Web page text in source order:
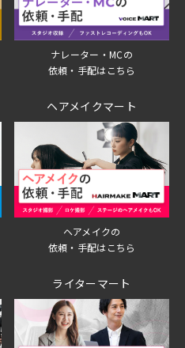
ナレーター・MCの
依頼・手配はこちら
ヘアメイクマート
ヘアメイクの
依頼・手配はこちら
ライターマート